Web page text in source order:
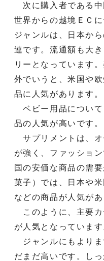
次に購入者である中
世界からの越境ＥＣ
ジャンルは、日本か
連です。流通額も大
リーとなっています
外でいうと、米国や
品に人気があります。
ベビー用品について
品の人気が高いです。
サプリメントは、オ
が強く、ファッショ
国の安価な商品の需
菓子）では、日本や
などの商品が人気があ
このように、主要カ
が人気となっています
ジャンルにもよりま
だまだ高いです。し